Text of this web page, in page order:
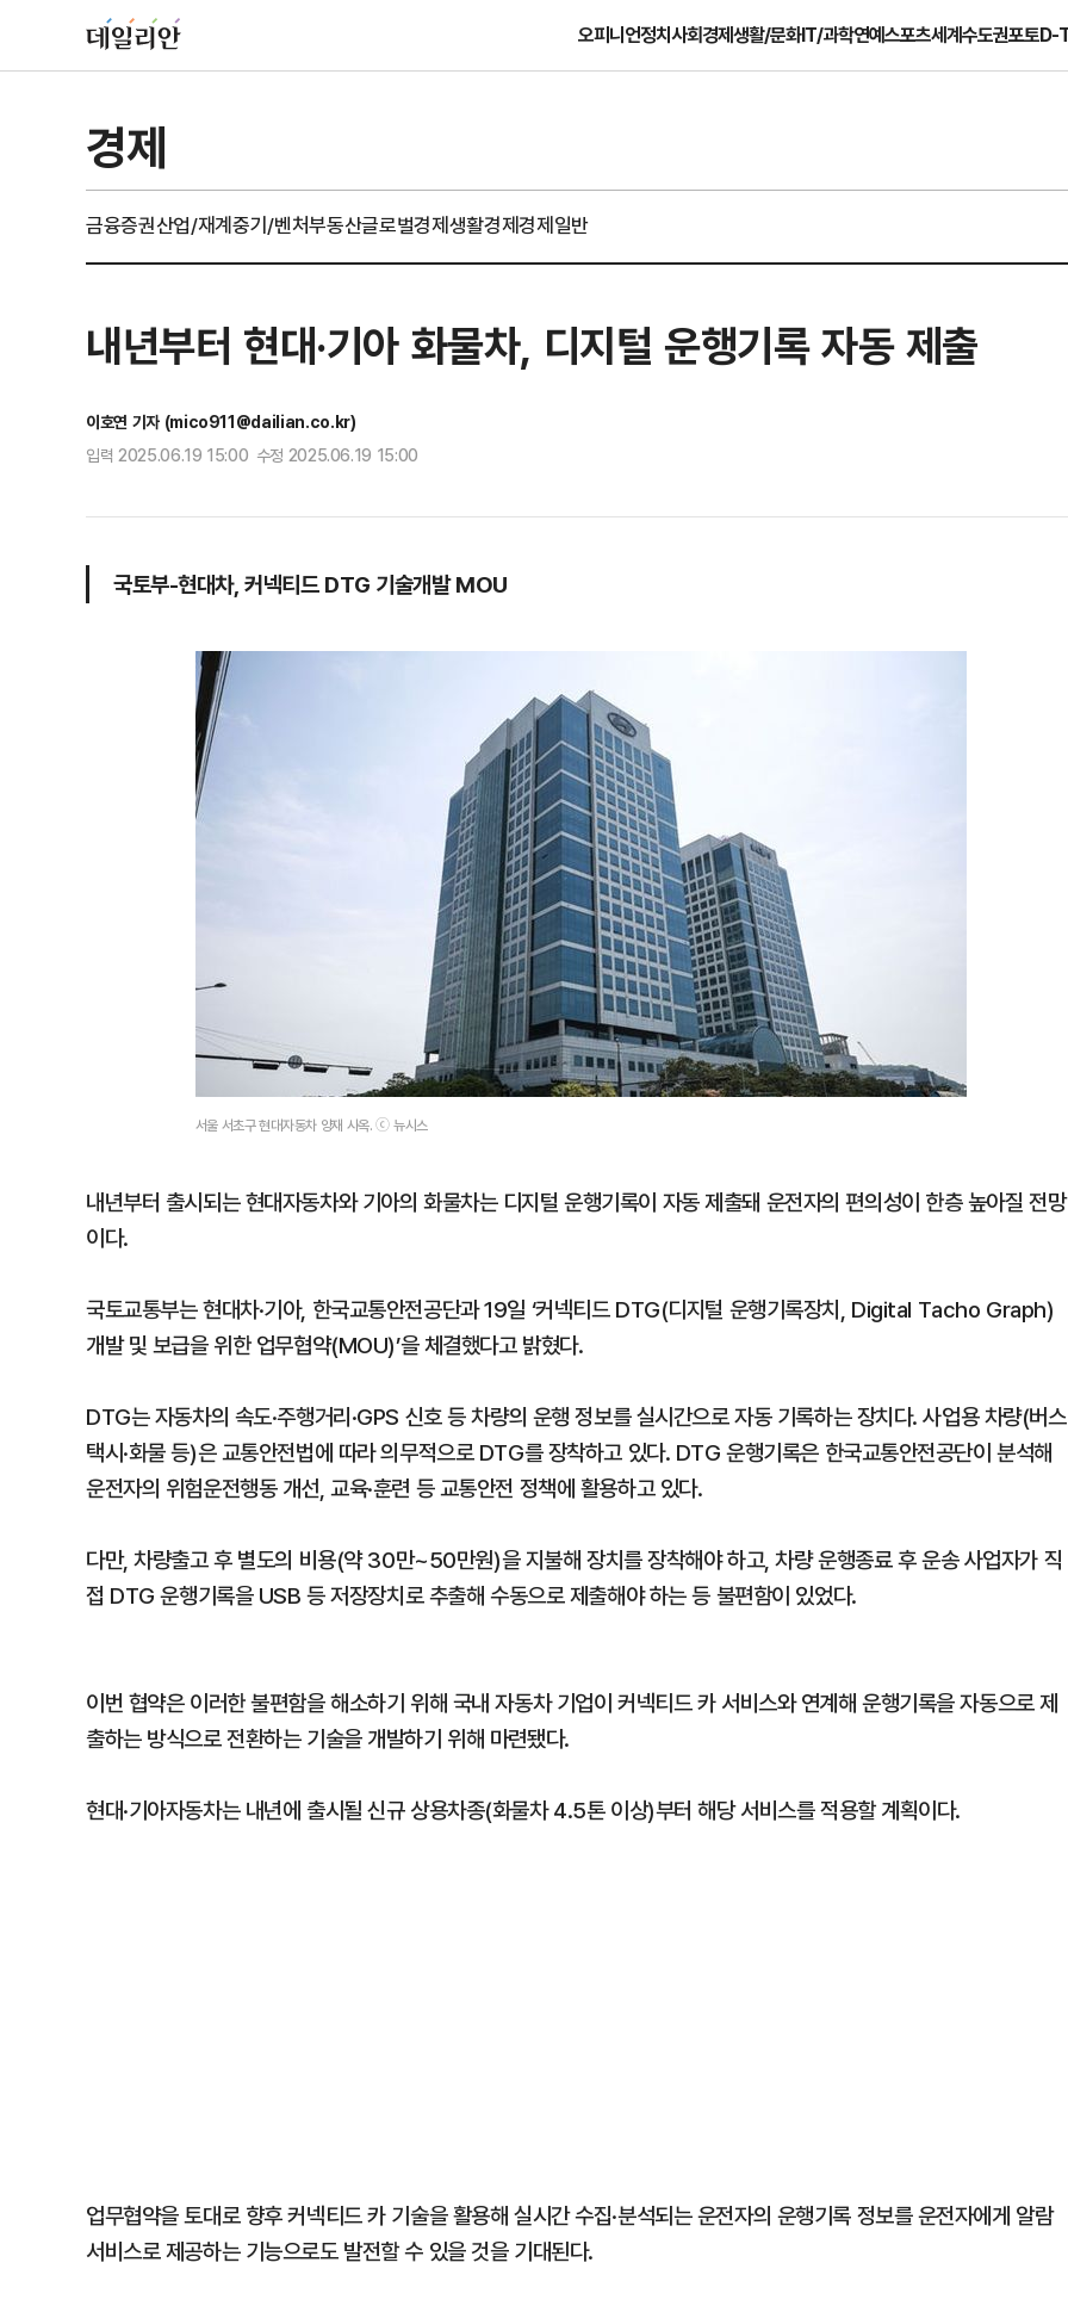
오피니언정치사회경제생활/문화IT/과학연예스포츠세계수도권포토D-
경제
금융증권산업/재계중기/벤처부동산글로벌경제생활경제경제일반
내년부터 현대·기아 화물차, 디지털 운행기록 자동 제출
이호연 기자 (mico911@dailian.co.kr)
입력 2025.06.19 15:00 수정 2025.06.19 15:00
국토부-현대차, 커넥티드 DTG 기술개발 MOU
서울 서초구 현대자동차 양재 사옥. ⓒ 뉴시스
내년부터 출시되는 현대자동차와 기아의 화물차는 디지털 운행기록이 자동 제출돼 운전자의 편의성이 한층 높아질 전망
이다.
국토교통부는 현대차·기아, 한국교통안전공단과 19일 ‘커넥티드 DTG(디지털 운행기록장치, Digital Tacho Graph)
개발 및 보급을 위한 업무협약(MOU)’을 체결했다고 밝혔다.
DTG는 자동차의 속도·주행거리·GPS 신호 등 차량의 운행 정보를 실시간으로 자동 기록하는 장치다. 사업용 차량(버스
택시·화물 등)은 교통안전법에 따라 의무적으로 DTG를 장착하고 있다. DTG 운행기록은 한국교통안전공단이 분석해
운전자의 위험운전행동 개선, 교육·훈련 등 교통안전 정책에 활용하고 있다.
다만, 차량출고 후 별도의 비용(약 30만~50만원)을 지불해 장치를 장착해야 하고, 차량 운행종료 후 운송 사업자가 직
접 DTG 운행기록을 USB 등 저장장치로 추출해 수동으로 제출해야 하는 등 불편함이 있었다.
이번 협약은 이러한 불편함을 해소하기 위해 국내 자동차 기업이 커넥티드 카 서비스와 연계해 운행기록을 자동으로 제
출하는 방식으로 전환하는 기술을 개발하기 위해 마련됐다.
현대·기아자동차는 내년에 출시될 신규 상용차종(화물차 4.5톤 이상)부터 해당 서비스를 적용할 계획이다.
업무협약을 토대로 향후 커넥티드 카 기술을 활용해 실시간 수집·분석되는 운전자의 운행기록 정보를 운전자에게 알람
서비스로 제공하는 기능으로도 발전할 수 있을 것을 기대된다.